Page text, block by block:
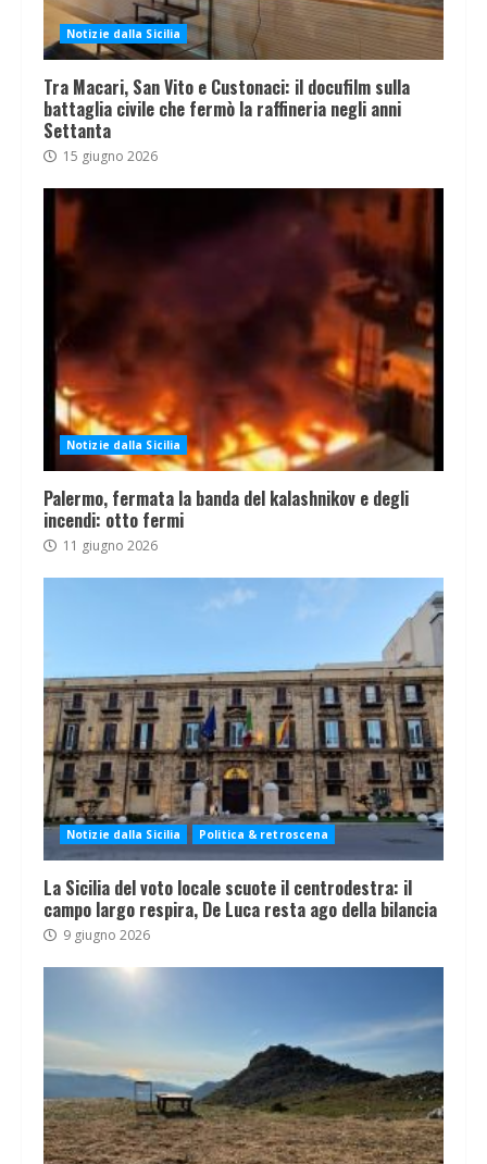
Notizie dalla Sicilia
Tra Macari, San Vito e Custonaci: il docufilm sulla
battaglia civile che fermò la raffineria negli anni
Settanta
15 giugno 2026
Notizie dalla Sicilia
Palermo, fermata la banda del kalashnikov e degli
incendi: otto fermi
11 giugno 2026
Notizie dalla Sicilia Politica & retroscena
La Sicilia del voto locale scuote il centrodestra: il
campo largo respira, De Luca resta ago della bilancia
9 giugno 2026